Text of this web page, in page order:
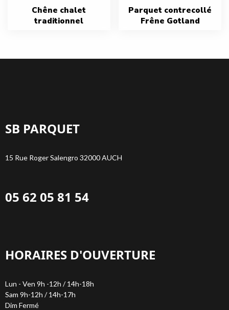
Chêne chalet
traditionnel
Parquet contrecollé
Frêne Gotland
SB PARQUET
15 Rue Roger Salengro 32000 AUCH
05 62 05 81 54
HORAIRES D'OUVERTURE
Lun - Ven 9h -12h / 14h-18h
Sam 9h-12h / 14h-17h
Dim Fermé